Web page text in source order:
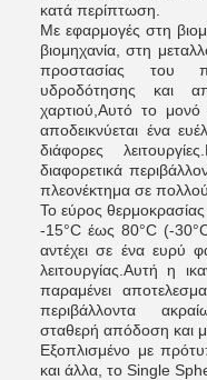
κατά περίπτωση.
Με εφαρμογές στη
βιομηχανία, στη
προστασίας του
υδροδότησης και
χαρτιού,Αυτό το μονό
αποδεικνύεται ένα
διάφορες
διαφορετικά
πλεονέκτημα σε
Το εύρος θερμοκρασίας
-15°C έως 80°C (-
αντέχει σε ένα ευρύ
λειτουργίας.Αυτή η
παραμένει
περιβάλλοντα
σταθερή απόδοση και
Εξοπλισμένο με
και άλλα, το Single